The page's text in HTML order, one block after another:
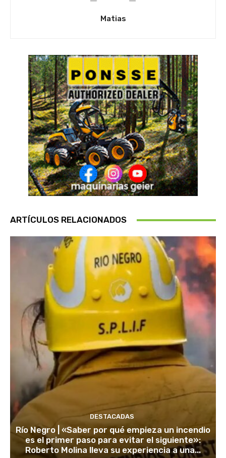
Matias
ARTÍCULOS RELACIONADOS
DESTACADAS
Río Negro | «Saber por qué empieza un incendio
es el primer paso para evitar el siguiente»:
Roberto Molina lleva su experiencia a una...